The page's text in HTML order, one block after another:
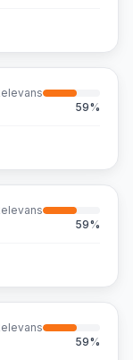
59%
59%
59%